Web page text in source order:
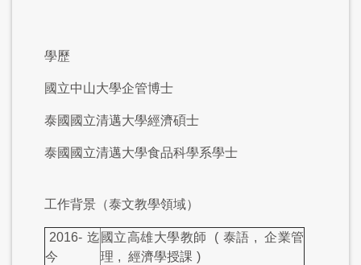
學歷
國立中山大學企管博士
泰國國立清邁大學經濟碩士
泰國國立清邁大學食品科學系學士
工作背景（泰文教學領域）
2016- 迄
今
國立高雄大學教師 ( 泰語 , 企業管
理 , 經濟學授課 )